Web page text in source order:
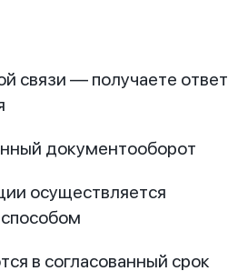
связи — получаете ответ
документооборот
осуществляется
в согласованный срок